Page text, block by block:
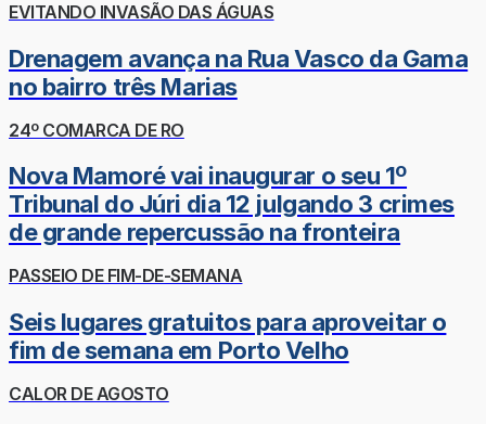
EVITANDO INVASÃO DAS ÁGUAS
Drenagem avança na Rua Vasco da Gama
no bairro três Marias
24º COMARCA DE RO
Nova Mamoré vai inaugurar o seu 1º
Tribunal do Júri dia 12 julgando 3 crimes
de grande repercussão na fronteira
PASSEIO DE FIM-DE-SEMANA
Seis lugares gratuitos para aproveitar o
fim de semana em Porto Velho
CALOR DE AGOSTO